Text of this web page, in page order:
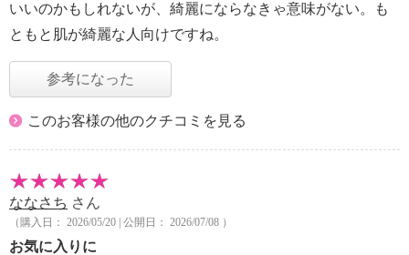
いいのかもしれないが、綺麗にならなきゃ意味がない。も
ともと肌が綺麗な人向けですね。
参考になった
このお客様の他のクチコミを見る
ななさち さん
（購入日： 2026/05/20 | 公開日： 2026/07/08 ）
お気に入りに